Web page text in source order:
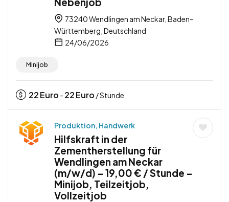
73240 Wendlingen am Neckar, Baden-
Württemberg, Deutschland
24/06/2026
Minijob
22Euro - 22Euro / Stunde
Produktion, Handwerk
Hilfskraft in der
Zementherstellung für
Wendlingen am Neckar
(m/w/d) – 19,00 € / Stunde –
Minijob, Teilzeitjob,
Vollzeitjob